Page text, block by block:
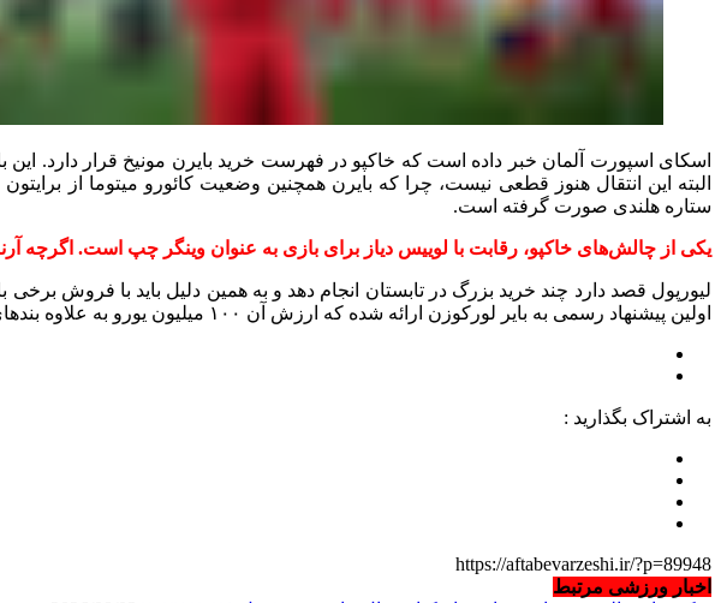
اسکای اسپورت آلمان خبر داده است که خاکپو در فهرست خرید بایرن مونیخ قرار دارد.
البته این انتقال هنوز قطعی نیست، چرا که بایرن همچنین وضعیت کائورو میتوما از
ستاره هلندی صورت گرفته است.
یکی از چالش‌های خاکپو، رقابت با لوییس دیاز برای بازی به عنوان وینگر چپ است. اگرچه
لیورپول قصد دارد چند خرید بزرگ در تابستان انجام دهد و به همین دلیل باید با فروش
اولین پیشنهاد رسمی به بایر لورکوزن ارائه شده که ارزش آن ۱۰۰ میلیون یورو به‌ علاوه بندهای پاداش است.
به اشتراک بگذارید :
https://aftabevarzeshi.ir/?p=89948
اخبار ورزشی مرتبط